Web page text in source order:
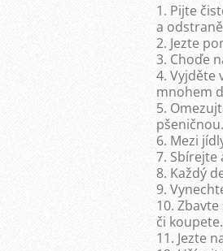
1. Pijte
a
2. Jezte
3. Choďe
4. Vyjděte
mnohem
5.
pšeničnou.
6. Mezi
7. Sbírejte
8. Každý
9.
10.
či koupete.
11. Jezte